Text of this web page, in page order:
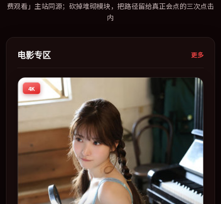
费观看」主站同源；砍掉堆砌模块，把路径留给真正会点的三次点击
内
电影专区 更多
4K